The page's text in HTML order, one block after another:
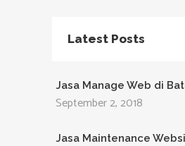
Latest Posts
Jasa Manage Web di
September 2, 2018
Jasa Maintenance